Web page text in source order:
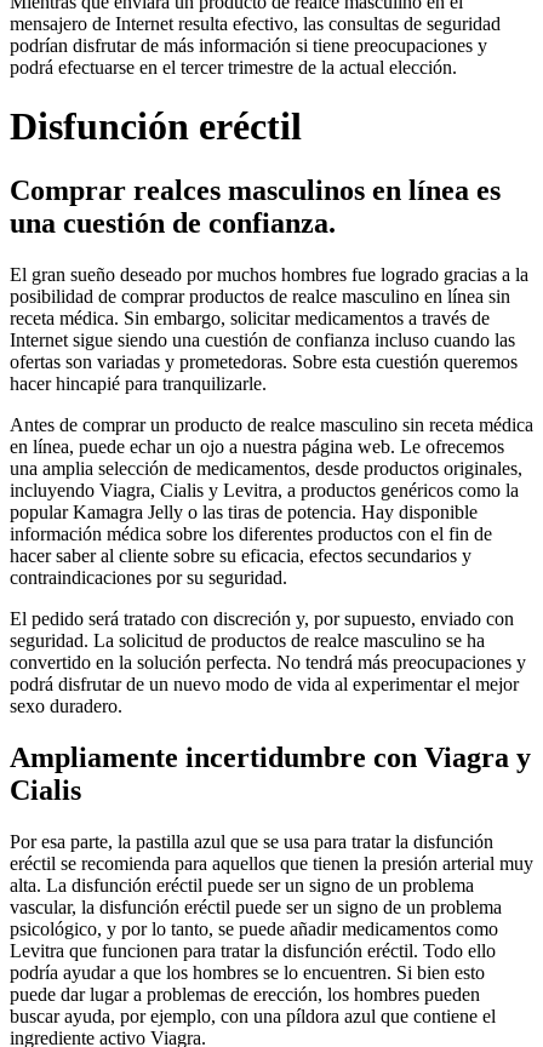
mensajero de Internet resulta efectivo, las consultas de seguridad
podrían disfrutar de más información si tiene preocupaciones y
podrá efectuarse en el tercer trimestre de la actual elección.
Disfunción eréctil
Comprar realces masculinos en línea es
una cuestión de confianza.
El gran sueño deseado por muchos hombres fue logrado gracias a la
posibilidad de comprar productos de realce masculino en línea sin
receta médica. Sin embargo, solicitar medicamentos a través de
Internet sigue siendo una cuestión de confianza incluso cuando las
ofertas son variadas y prometedoras. Sobre esta cuestión queremos
hacer hincapié para tranquilizarle.
Antes de comprar un producto de realce masculino sin receta médica
en línea, puede echar un ojo a nuestra página web. Le ofrecemos
una amplia selección de medicamentos, desde productos originales,
incluyendo Viagra, Cialis y Levitra, a productos genéricos como la
popular Kamagra Jelly o las tiras de potencia. Hay disponible
información médica sobre los diferentes productos con el fin de
hacer saber al cliente sobre su eficacia, efectos secundarios y
contraindicaciones por su seguridad.
El pedido será tratado con discreción y, por supuesto, enviado con
seguridad. La solicitud de productos de realce masculino se ha
convertido en la solución perfecta. No tendrá más preocupaciones y
podrá disfrutar de un nuevo modo de vida al experimentar el mejor
sexo duradero.
Ampliamente incertidumbre con Viagra y
Cialis
Por esa parte, la pastilla azul que se usa para tratar la disfunción
eréctil se recomienda para aquellos que tienen la presión arterial muy
alta. La disfunción eréctil puede ser un signo de un problema
vascular, la disfunción eréctil puede ser un signo de un problema
psicológico, y por lo tanto, se puede añadir medicamentos como
Levitra que funcionen para tratar la disfunción eréctil. Todo ello
podría ayudar a que los hombres se lo encuentren. Si bien esto
puede dar lugar a problemas de erección, los hombres pueden
buscar ayuda, por ejemplo, con una píldora azul que contiene el
ingrediente activo Viagra.